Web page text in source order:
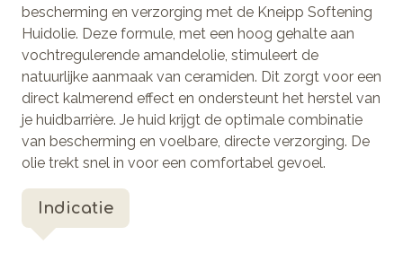
bescherming en verzorging met de Kneipp Softening
Huidolie. Deze formule, met een hoog gehalte aan
vochtregulerende amandelolie, stimuleert de
natuurlijke aanmaak van ceramiden. Dit zorgt voor een
direct kalmerend effect en ondersteunt het herstel van
je huidbarrière. Je huid krijgt de optimale combinatie
van bescherming en voelbare, directe verzorging. De
olie trekt snel in voor een comfortabel gevoel.
Indicatie